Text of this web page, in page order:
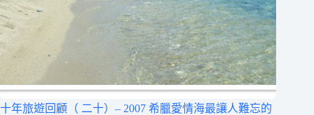
十年旅遊回顧（ 二十）– 2007 希臘愛情海最讓人難忘的